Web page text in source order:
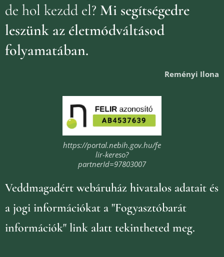
de hol kezdd el? Mi segítségedre
leszünk az életmódváltásod
folyamatában.
Reményi Ilona
https://portal.nebih.gov.hu/fe
lir-kereso?
partnerId=97803007
Veddmagadért webáruház hivatalos adatait és
a jogi információkat a "Fogyasztóbarát
információk" link alatt tekintheted meg.